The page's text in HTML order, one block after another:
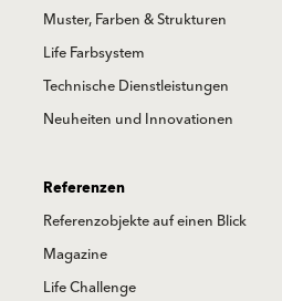
Muster, Farben & Strukturen
Life Farbsystem
Technische Dienstleistungen
Neuheiten und Innovationen
Referenzen
Referenzobjekte auf einen Blick
Magazine
Life Challenge